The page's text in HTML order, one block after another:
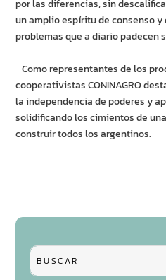
por las diferencias, sin
un amplio espíritu de consenso
problemas que a diario padecen
Como representantes de los
cooperativistas CONINAGRO
la independencia de poderes y
solidificando los cimientos de
construir todos los argentinos.